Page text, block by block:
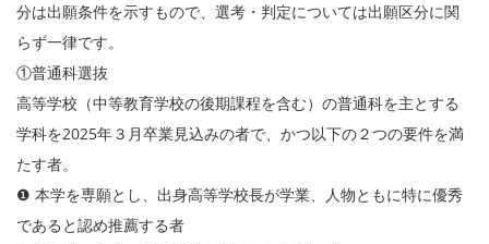
分は出願条件を示すもので、選考・判定については出願区分に関
らず一律です。
①普通科選抜
高等学校（中等教育学校の後期課程を含む）の普通科を主とする
学科を2025年３月卒業見込みの者で、かつ以下の２つの要件を満
たす者。
❶ 本学を専願とし、出身高等学校長が学業、人物ともに特に優秀
であると認め推薦する者